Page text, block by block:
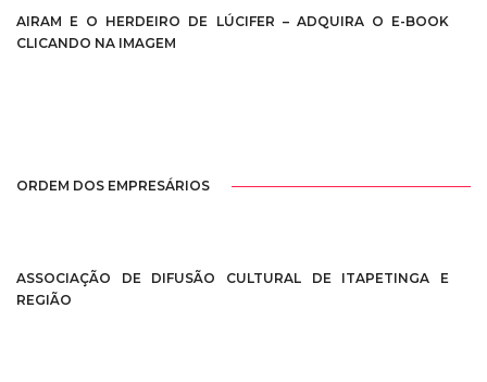
AIRAM E O HERDEIRO DE LÚCIFER – ADQUIRA O E-BOOK
CLICANDO NA IMAGEM
ORDEM DOS EMPRESÁRIOS
ASSOCIAÇÃO DE DIFUSÃO CULTURAL DE ITAPETINGA E
REGIÃO